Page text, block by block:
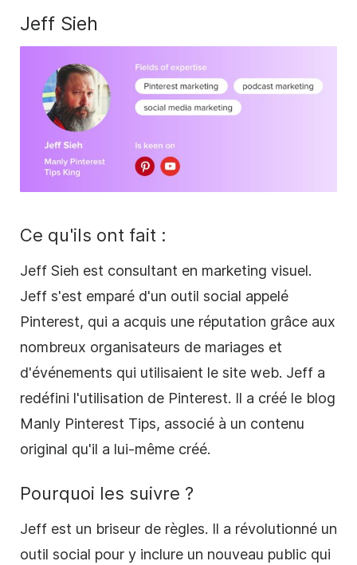
Jeff Sieh
Ce qu'ils ont fait :
Jeff Sieh est consultant en marketing visuel.
Jeff s'est emparé d'un outil social appelé
Pinterest, qui a acquis une réputation grâce aux
nombreux organisateurs de mariages et
d'événements qui utilisaient le site web. Jeff a
redéfini l'utilisation de Pinterest. Il a créé le blog
Manly Pinterest Tips, associé à un contenu
original qu'il a lui-même créé.
Pourquoi les suivre ?
Jeff est un briseur de règles. Il a révolutionné un
outil social pour y inclure un nouveau public qui